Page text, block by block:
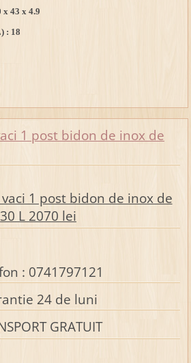
x 43 x 4.9
: 18
1 post bidon de inox de
1 post bidon de inox de
30 L 2070 lei
: 0741797121
24 de luni
GRATUIT